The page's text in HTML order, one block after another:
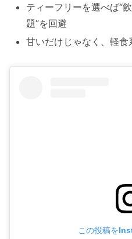
ティーフリーを選べば“
題”を回避
甘いだけじゃなく、軽
この投稿を